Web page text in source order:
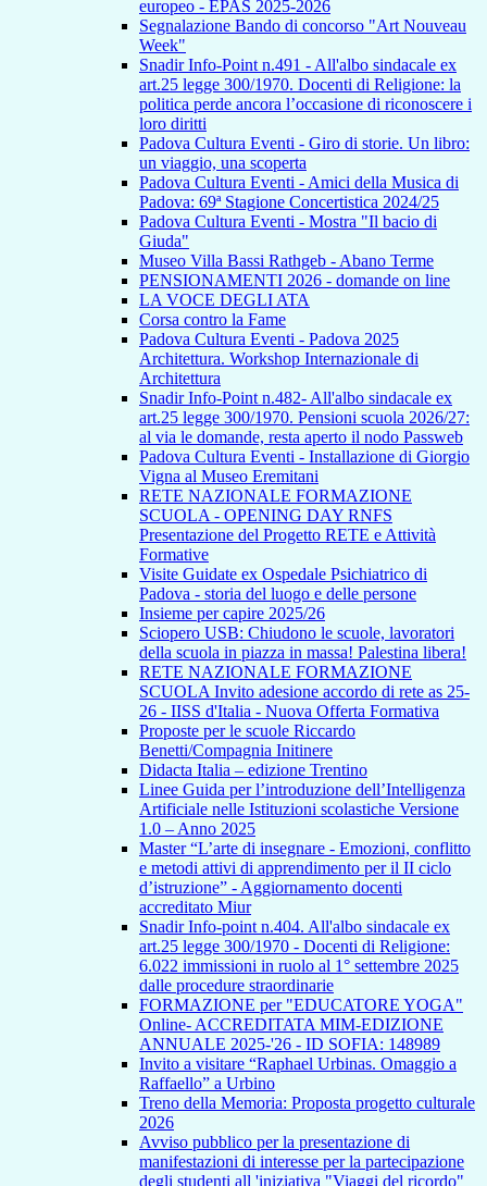
europeo - EPAS 2025-2026
Segnalazione Bando di concorso "Art Nouveau
Week"
Snadir Info-Point n.491 - All'albo sindacale ex
art.25 legge 300/1970. Docenti di Religione: la
politica perde ancora l’occasione di riconoscere i
loro diritti
Padova Cultura Eventi - Giro di storie. Un libro:
un viaggio, una scoperta
Padova Cultura Eventi - Amici della Musica di
Padova: 69ª Stagione Concertistica 2024/25
Padova Cultura Eventi - Mostra "Il bacio di
Giuda"
Museo Villa Bassi Rathgeb - Abano Terme
PENSIONAMENTI 2026 - domande on line
LA VOCE DEGLI ATA
Corsa contro la Fame
Padova Cultura Eventi - Padova 2025
Architettura. Workshop Internazionale di
Architettura
Snadir Info-Point n.482- All'albo sindacale ex
art.25 legge 300/1970. Pensioni scuola 2026/27:
al via le domande, resta aperto il nodo Passweb
Padova Cultura Eventi - Installazione di Giorgio
Vigna al Museo Eremitani
RETE NAZIONALE FORMAZIONE
SCUOLA - OPENING DAY RNFS
Presentazione del Progetto RETE e Attività
Formative
Visite Guidate ex Ospedale Psichiatrico di
Padova - storia del luogo e delle persone
Insieme per capire 2025/26
Sciopero USB: Chiudono le scuole, lavoratori
della scuola in piazza in massa! Palestina libera!
RETE NAZIONALE FORMAZIONE
SCUOLA Invito adesione accordo di rete as 25-
26 - IISS d'Italia - Nuova Offerta Formativa
Proposte per le scuole Riccardo
Benetti/Compagnia Initinere
Didacta Italia – edizione Trentino
Linee Guida per l’introduzione dell’Intelligenza
Artificiale nelle Istituzioni scolastiche Versione
1.0 – Anno 2025
Master “L’arte di insegnare - Emozioni, conflitto
e metodi attivi di apprendimento per il II ciclo
d’istruzione” - Aggiornamento docenti
accreditato Miur
Snadir Info-point n.404. All'albo sindacale ex
art.25 legge 300/1970 - Docenti di Religione:
6.022 immissioni in ruolo al 1° settembre 2025
dalle procedure straordinarie
FORMAZIONE per "EDUCATORE YOGA"
Online- ACCREDITATA MIM-EDIZIONE
ANNUALE 2025-'26 - ID SOFIA: 148989
Invito a visitare “Raphael Urbinas. Omaggio a
Raffaello” a Urbino
Treno della Memoria: Proposta progetto culturale
2026
Avviso pubblico per la presentazione di
manifestazioni di interesse per la partecipazione
degli studenti all 'iniziativa "Viaggi del ricordo"